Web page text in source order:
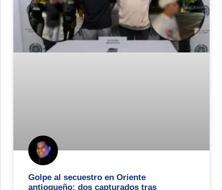
Golpe al secuestro en Oriente
antioqueño: dos capturados tras